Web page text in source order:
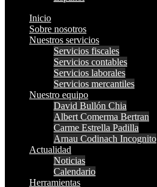
Inicio
Sobre nosotros
Nuestros servicios
Servicios fiscales
Servicios contables
Servicios laborales
Servicios mercantiles
Nuestro equipo
David Bullón Chia
Albert Comerma Bertran
Carme Estrella Padilla
Arnau Codinach Incognito
Actualidad
Noticias
Calendario
Herramientas